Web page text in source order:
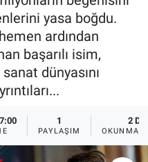
yasa boğdu.
ardından
başarılı isim,
dünyasını
1
PAYLAŞIM
2 DK
OKUNMA